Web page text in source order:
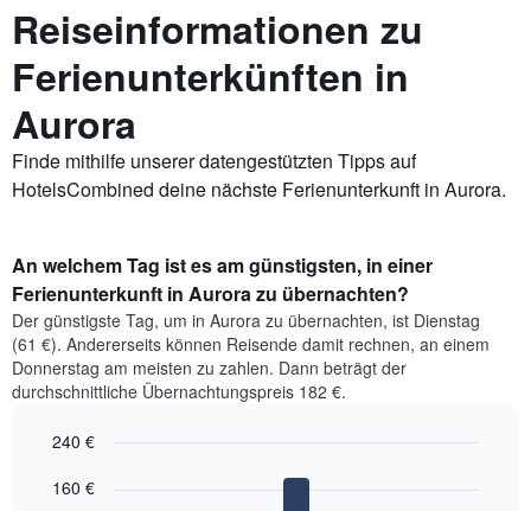
Reiseinformationen zu
Ferienunterkünften in
Aurora
Finde mithilfe unserer datengestützten Tipps auf
HotelsCombined deine nächste Ferienunterkunft in Aurora.
An welchem Tag ist es am günstigsten, in einer
Ferienunterkunft in Aurora zu übernachten?
Der günstigste Tag, um in Aurora zu übernachten, ist Dienstag
(61 €). Andererseits können Reisende damit rechnen, an einem
Donnerstag am meisten zu zahlen. Dann beträgt der
durchschnittliche Übernachtungspreis 182 €.
chart
graphic.
160 €
240 €